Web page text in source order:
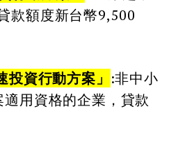
款額度新台幣9,500
投資行動方案」 :非中小
用資格的企業，貸款